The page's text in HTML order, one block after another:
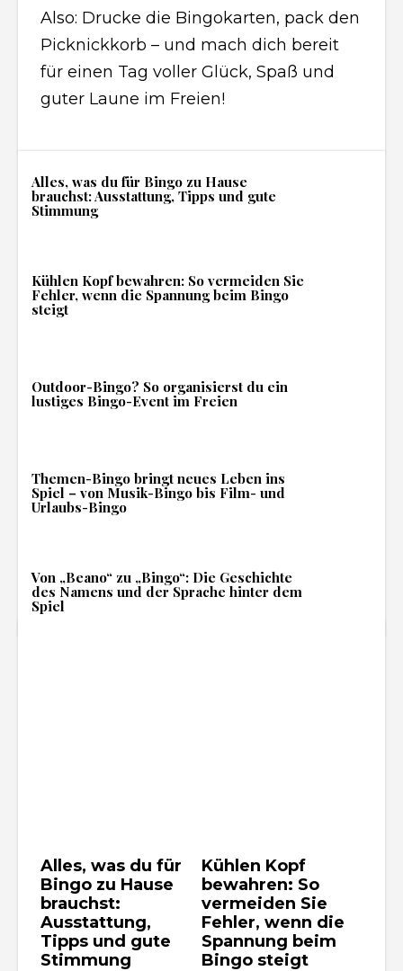
Also: Drucke die Bingokarten, pack den
Picknickkorb – und mach dich bereit
für einen Tag voller Glück, Spaß und
guter Laune im Freien!
Alles, was du für Bingo zu Hause
brauchst: Ausstattung, Tipps und gute
Stimmung
Kühlen Kopf bewahren: So vermeiden Sie
Fehler, wenn die Spannung beim Bingo
steigt
Outdoor-Bingo? So organisierst du ein
lustiges Bingo-Event im Freien
Themen-Bingo bringt neues Leben ins
Spiel – von Musik-Bingo bis Film- und
Urlaubs-Bingo
Von „Beano“ zu „Bingo“: Die Geschichte
des Namens und der Sprache hinter dem
Spiel
Alles, was du für
Bingo zu Hause
brauchst:
Ausstattung,
Tipps und gute
Stimmung
Kühlen Kopf
bewahren: So
vermeiden Sie
Fehler, wenn die
Spannung beim
Bingo steigt